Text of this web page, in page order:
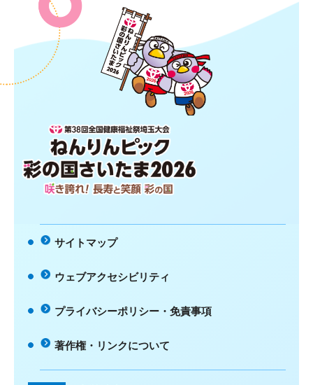
第38回全国健康福祉祭埼玉大会 ね
んりんピック 彩の国さいたま2026
咲き誇れ！長寿と笑顔 彩の国
サイトマップ
ウェブアクセシビリティ
プライバシーポリシー・免責事項
著作権・リンクについて